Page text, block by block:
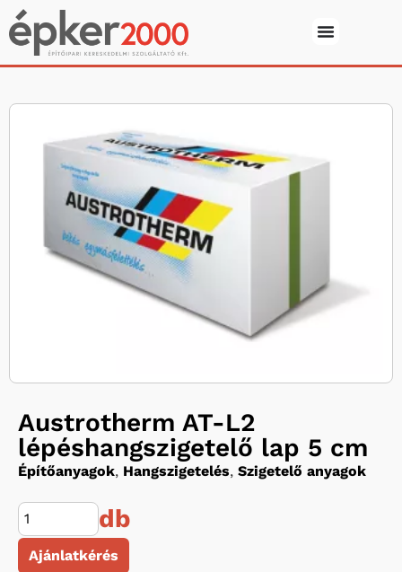
Austrotherm AT-L2
lépéshangszigetelő lap 5 cm
Építőanyagok, Hangszigetelés, Szigetelő anyagok
db
Ajánlatkérés